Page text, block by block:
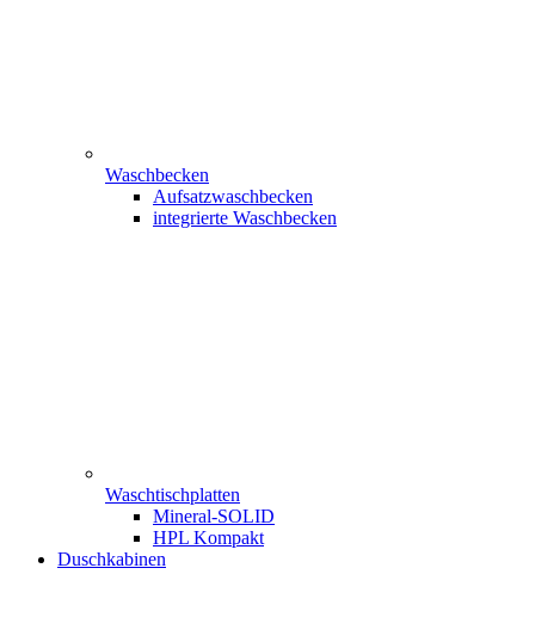
Waschbecken
Aufsatzwaschbecken
integrierte Waschbecken
Waschtischplatten
Mineral-SOLID
HPL Kompakt
Duschkabinen